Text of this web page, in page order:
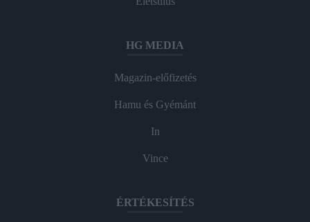
HG MEDIA
Magazin-előfizetés
Hamu és Gyémánt
In
Vince
ÉRTÉKESÍTÉS